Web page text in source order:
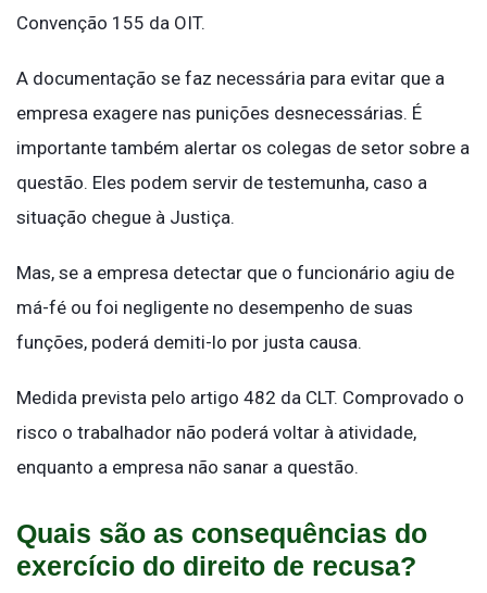
Convenção 155 da OIT.
A documentação se faz necessária para evitar que a
empresa exagere nas punições desnecessárias. É
importante também alertar os colegas de setor sobre a
questão. Eles podem servir de testemunha, caso a
situação chegue à Justiça.
Mas, se a empresa detectar que o funcionário agiu de
má-fé ou foi negligente no desempenho de suas
funções, poderá demiti-lo por justa causa.
Medida prevista pelo artigo 482 da CLT. Comprovado o
risco o trabalhador não poderá voltar à atividade,
enquanto a empresa não sanar a questão.
Quais são as consequências do
exercício do direito de recusa?